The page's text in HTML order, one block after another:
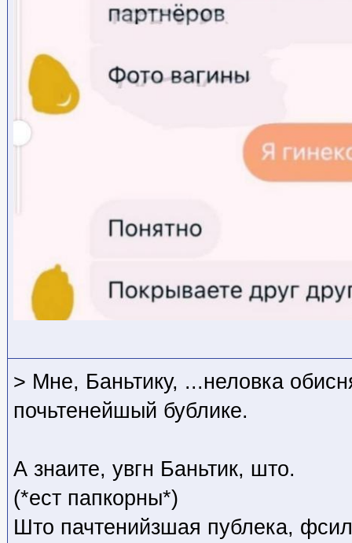
> Мне, Баньтику, ...неловка
почьтенейшый бублике.
А знаите, увгн Баньтик, што.
(*ест папкорны*)
Што пачтенийзшая публека,